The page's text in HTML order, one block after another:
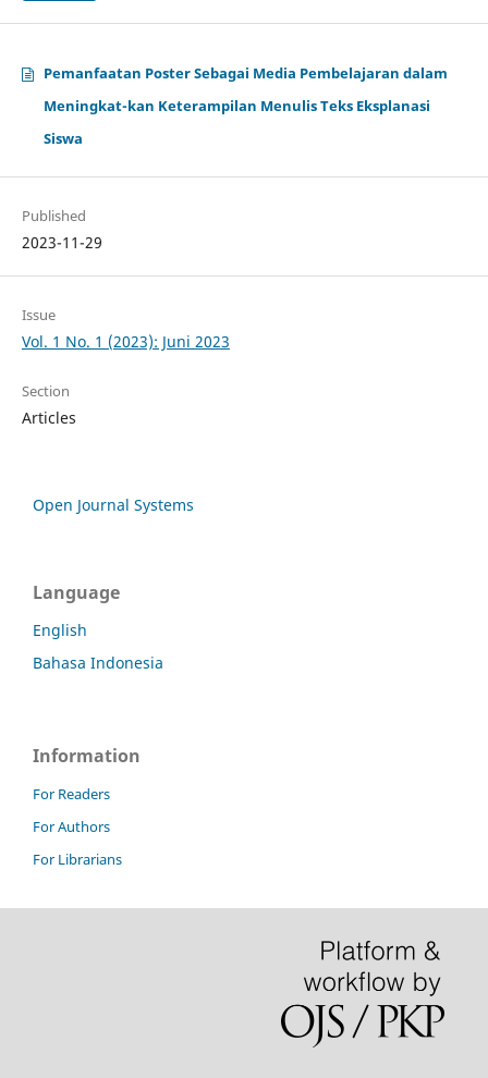
Pemanfaatan Poster Sebagai Media Pembelajaran dalam
Meningkat-kan Keterampilan Menulis Teks Eksplanasi
Siswa
Published
2023-11-29
Issue
Vol. 1 No. 1 (2023): Juni 2023
Section
Articles
Open Journal Systems
Language
English
Bahasa Indonesia
Information
For Readers
For Authors
For Librarians